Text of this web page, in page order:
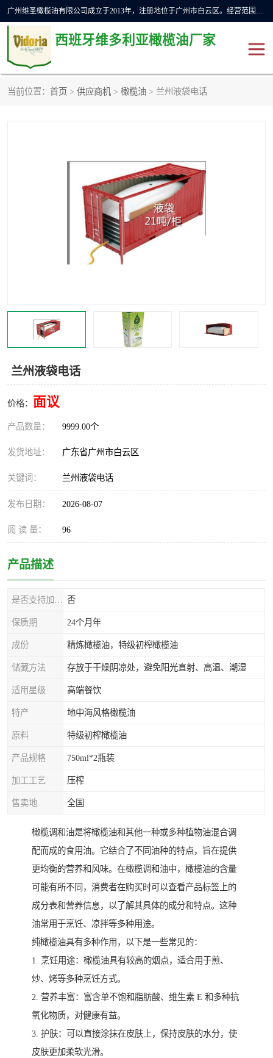
广州维圣橄榄油有限公司成立于2013年，注册地位于广州市白云区。经营范围包括饲料原料销售;畜牧渔业饲料销售;化妆品批发;贸易经纪;食品进出口等，主要产品有：橄榄果渣油，橄榄油，纯橄榄油等。
西班牙维多利亚橄榄油厂家
当前位置： 首页 > 供应商机 > 橄榄油 > 兰州液袋电话
兰州液袋电话
价格： 面议
产品数量： 9999.00个
发货地址： 广东省广州市白云区
关键词： 兰州液袋电话
发布日期： 2026-08-07
阅 读 量： 96
产品描述
否
保质期 24个月年
成份 精炼橄榄油，特级初榨橄榄油
储藏方法 存放于干燥阴凉处，避免阳光直射、高温、潮湿
适用星级 高端餐饮
特产 地中海风格橄榄油
原料 特级初榨橄榄油
产品规格 750ml*2瓶装
加工工艺 压榨
售卖地 全国
橄榄调和油是将橄榄油和其他一种或多种植物油混合调
配而成的食用油。它结合了不同油种的特点，旨在提供
更均衡的营养和风味。在橄榄调和油中，橄榄油的含量
可能有所不同，消费者在购买时可以查看产品标签上的
成分表和营养信息，以了解其具体的成分和特点。这种
油常用于烹饪、凉拌等多种用途。
纯橄榄油具有多种作用，以下是一些常见的：
1. 烹饪用途：橄榄油具有较高的烟点，适合用于煎、
炒、烤等多种烹饪方式。
2. 营养丰富：富含单不饱和脂肪酸、维生素 E 和多种抗
氧化物质，对健康有益。
3. 护肤：可以直接涂抹在皮肤上，保持皮肤的水分，使
皮肤更加柔软光滑。
橄榄果渣油 精炼橄榄油